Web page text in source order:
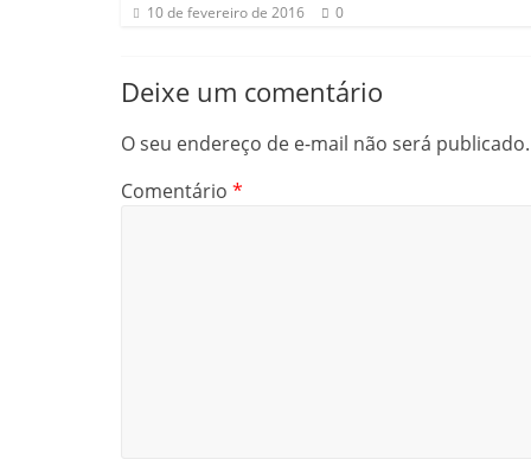
10 de fevereiro de 2016 0
Deixe um comentário
O seu endereço de e-mail não será publicado.
Comentário *